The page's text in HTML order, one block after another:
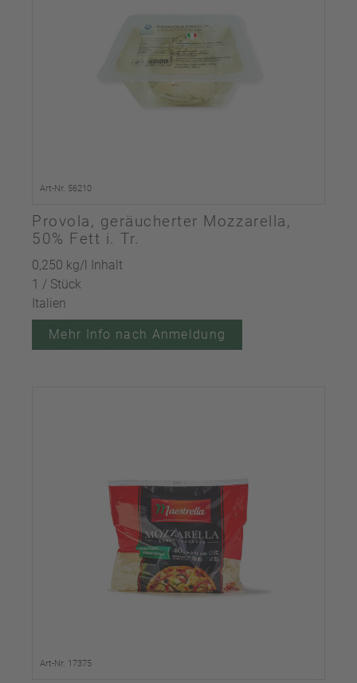
Art-Nr. 56210
Provola, geräucherter Mozzarella,
50% Fett i. Tr.
0,250 kg/l Inhalt
1 / Stück
Italien
Mehr Info nach Anmeldung
Art-Nr. 17375